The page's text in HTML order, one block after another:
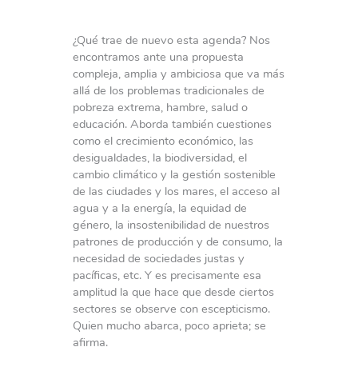
¿Qué trae de nuevo esta agenda? Nos
encontramos ante una propuesta
compleja, amplia y ambiciosa que va más
allá de los problemas tradicionales de
pobreza extrema, hambre, salud o
educación. Aborda también cuestiones
como el crecimiento económico, las
desigualdades, la biodiversidad, el
cambio climático y la gestión sostenible
de las ciudades y los mares, el acceso al
agua y a la energía, la equidad de
género, la insostenibilidad de nuestros
patrones de producción y de consumo, la
necesidad de sociedades justas y
pacíficas, etc. Y es precisamente esa
amplitud la que hace que desde ciertos
sectores se observe con escepticismo.
Quien mucho abarca, poco aprieta; se
afirma.